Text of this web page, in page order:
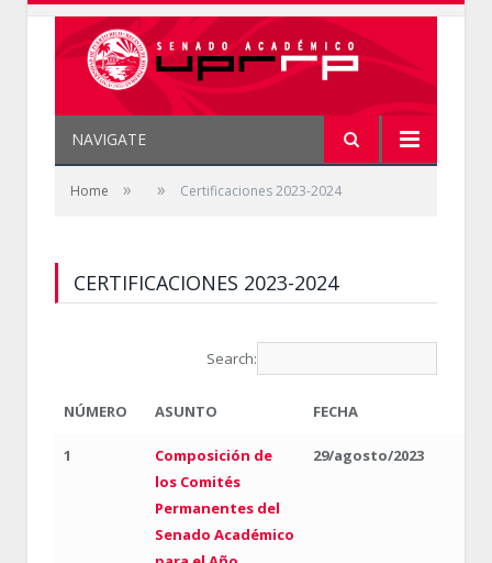
NAVIGATE
Home » » Certificaciones 2023-2024
CERTIFICACIONES 2023-2024
Search:
NÚMERO ASUNTO FECHA
1
Composición de
los Comités
Permanentes del
Senado Académico
29/agosto/2023